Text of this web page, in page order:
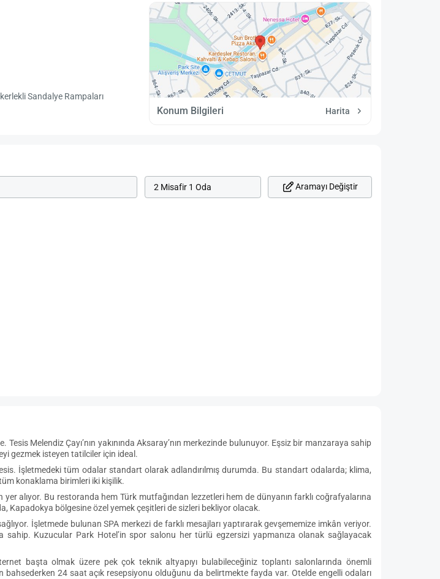
Sandalye Rampaları
Konum Bilgileri Harita
2 Misafir 1 Oda Aramayı Değiştir
Melendiz Çayı’nın yakınında Aksaray’nın merkezinde bulunuyor. Eşsiz bir manzaraya sahip
gezmek isteyen tatilciler için ideal.
İşletmedeki tüm odalar standart olarak adlandırılmış durumda. Bu standart odalarda; klima,
konaklama birimleri iki kişilik.
alıyor. Bu restoranda hem Türk mutfağından lezzetleri hem de dünyanın farklı coğrafyalarına
Kapadokya bölgesine özel yemek çeşitleri de sizleri bekliyor olacak.
İşletmede bulunan SPA merkezi de farklı mesajları yaptırarak gevşememize imkân veriyor.
Kuzucular Park Hotel’in spor salonu her türlü egzersizi yapmanıza olanak sağlayacak
başta olmak üzere pek çok teknik altyapıyı bulabileceğiniz toplantı salonlarında önemli
24 saat açık resepsiyonu olduğunu da belirtmekte fayda var. Otelde engelli odaları